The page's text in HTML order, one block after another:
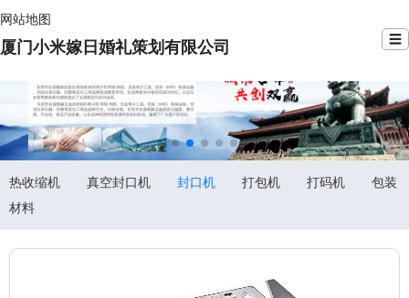
网站地图
厦门小米嫁日婚礼策划有限公司 ☰
热收缩机 真空封口机 封口机 打包机 打码机
包装
材料